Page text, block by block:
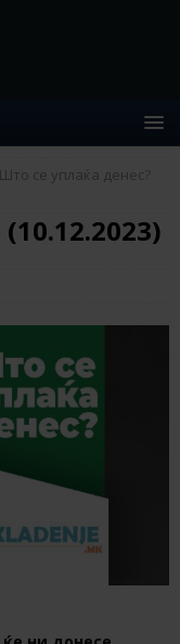
Што се уплаќа денес?